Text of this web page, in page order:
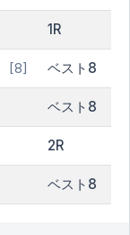
1R
[8] ベスト8
ベスト8
2R
ベスト8